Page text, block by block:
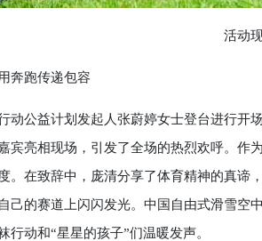
活动现
跑传递包容
公益计划发起人张蔚婷女士登台进行开
宾亮相现场，引发了全场的热烈欢呼。作
。在致辞中，庞清分享了体育精神的真谛
己的赛道上闪闪发光。中国自由式滑雪空
行动和“星星的孩子”们温暖发声。